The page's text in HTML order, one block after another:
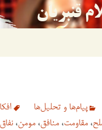
قنبریان
پیام‌ها و تحلیل‌ها
، مقاومت، منافق، مومن، نفاق